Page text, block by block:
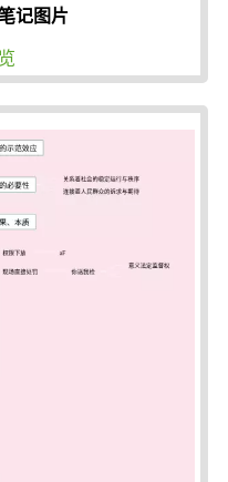
记图片